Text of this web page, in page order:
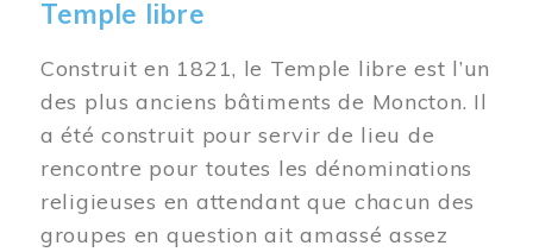
Temple libre
Construit en 1821, le Temple libre est l’un
des plus anciens bâtiments de Moncton. Il
a été construit pour servir de lieu de
rencontre pour toutes les dénominations
religieuses en attendant que chacun des
groupes en question ait amassé assez